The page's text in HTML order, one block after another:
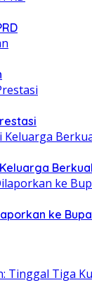
Keluarga
ke